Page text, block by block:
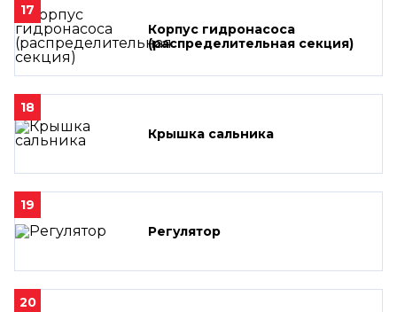
17
Корпус гидронасоса
(распределительная секция)
18
Крышка сальника
19
Регулятор
20